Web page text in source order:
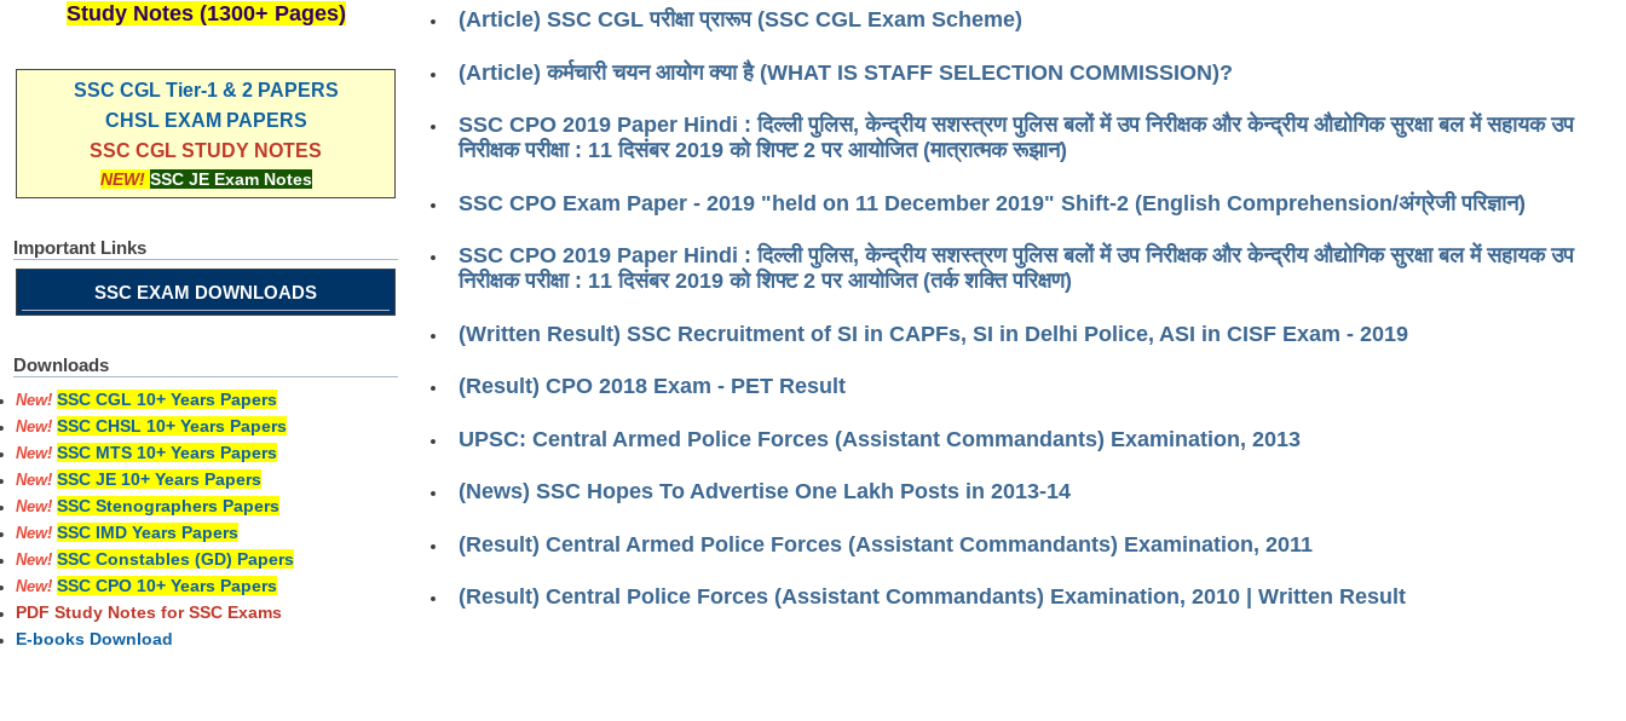
(Article) SSC CGL परीक्षा प्रारूप (SSC CGL Exam Scheme)
(Article) कर्मचारी चयन आयोग क्या है (WHAT IS STAFF SELECTION COMMISSION)?
SSC CPO 2019 Paper Hindi : दिल्ली पुलिस, केन्द्रीय सशस्त्रण पुलिस बलों में उप निरीक्षक और केन्द्रीय औद्योगिक सुरक्षा बल में सहायक उप
निरीक्षक परीक्षा : 11 दिसंबर 2019 को शिफ्ट 2 पर आयोजित (मात्रात्मक रूझान)
SSC CPO Exam Paper - 2019 "held on 11 December 2019" Shift-2 (English Comprehension/अंग्रेजी परिज्ञान)
SSC CPO 2019 Paper Hindi : दिल्ली पुलिस, केन्द्रीय सशस्त्रण पुलिस बलों में उप निरीक्षक और केन्द्रीय औद्योगिक सुरक्षा बल में सहायक उप
निरीक्षक परीक्षा : 11 दिसंबर 2019 को शिफ्ट 2 पर आयोजित (तर्क शक्ति परिक्षण)
(Written Result) SSC Recruitment of SI in CAPFs, SI in Delhi Police, ASI in CISF Exam - 2019
(Result) CPO 2018 Exam - PET Result
UPSC: Central Armed Police Forces (Assistant Commandants) Examination, 2013
(News) SSC Hopes To Advertise One Lakh Posts in 2013-14
(Result) Central Armed Police Forces (Assistant Commandants) Examination, 2011
(Result) Central Police Forces (Assistant Commandants) Examination, 2010 | Written Result
Study Notes (1300+ Pages)
SSC CGL Tier-1 & 2 PAPERS
CHSL EXAM PAPERS
SSC CGL STUDY NOTES
NEW! SSC JE Exam Notes
Important Links
SSC EXAM DOWNLOADS
Downloads
New! SSC CGL 10+ Years Papers
New! SSC CHSL 10+ Years Papers
New! SSC MTS 10+ Years Papers
New! SSC JE 10+ Years Papers
New! SSC Stenographers Papers
New! SSC IMD Years Papers
New! SSC Constables (GD) Papers
New! SSC CPO 10+ Years Papers
PDF Study Notes for SSC Exams
E-books Download